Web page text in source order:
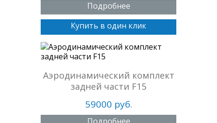
Подробнее
Купить в один клик
Аэродинамический комплект
задней части F15
59000 руб.